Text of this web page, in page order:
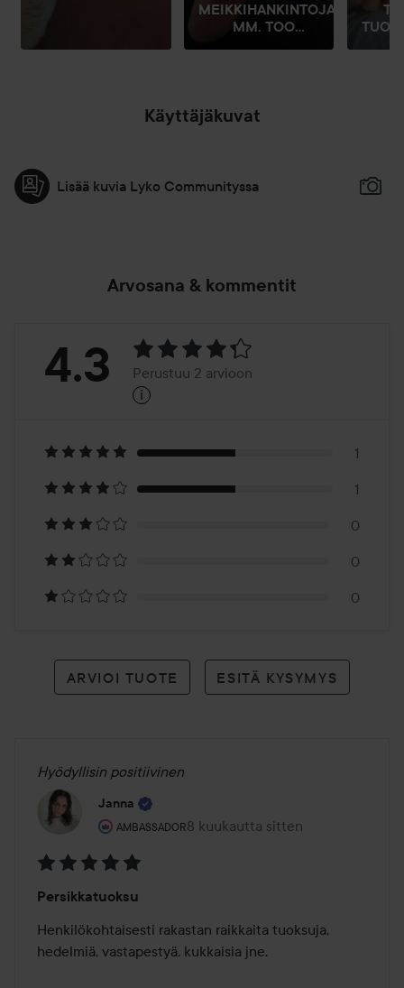
MEIKKIHANKINTOJA,
MM. TOO...
Käyttäjäkuvat
Lisää kuvia Lyko Communityssa
Arvosana & kommentit
Arvosana:
Perustuu
2
arvioon
4.3 Perustuu 2 arvioon
i
1
1
0
0
0
ARVIOI TUOTE ESITÄ KYSYMYS
Hyödyllisin positiivinen
Janna
AMBASSADOR
Käyttäjän rooli: Ambassador.
8 kuukautta sitten
Viesti luotiin 8 kuukautta sitten
5
/
5
Persikkatuoksu
Henkilökohtaisesti rakastan raikkaita tuoksuja,
hedelmiä, vastapestyä, kukkaisia jne.